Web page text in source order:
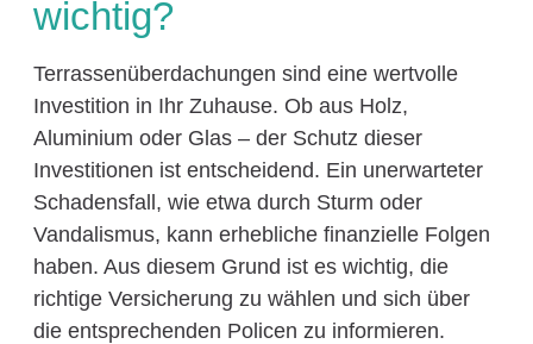
wichtig?
Terrassenüberdachungen sind eine wertvolle
Investition in Ihr Zuhause. Ob aus Holz,
Aluminium oder Glas – der Schutz dieser
Investitionen ist entscheidend. Ein unerwarteter
Schadensfall, wie etwa durch Sturm oder
Vandalismus, kann erhebliche finanzielle Folgen
haben. Aus diesem Grund ist es wichtig, die
richtige Versicherung zu wählen und sich über
die entsprechenden Policen zu informieren.